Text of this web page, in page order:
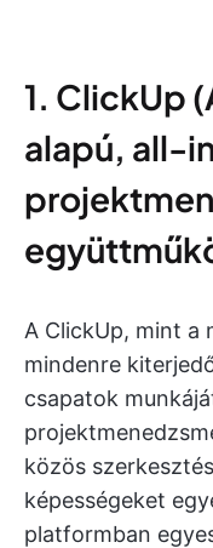
1. ClickUp
alapú, all-
A ClickUp, mint a
mindenre
csapatok
közös
képességeket
platformban